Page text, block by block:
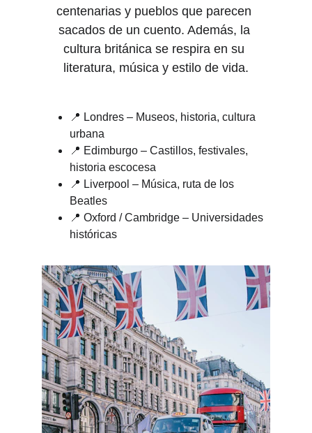
centenarias y pueblos que parecen
sacados de un cuento. Además, la
cultura británica se respira en su
literatura, música y estilo de vida.
📍 Londres – Museos, historia, cultura
urbana
📍 Edimburgo – Castillos, festivales,
historia escocesa
📍 Liverpool – Música, ruta de los
Beatles
📍 Oxford / Cambridge – Universidades
históricas